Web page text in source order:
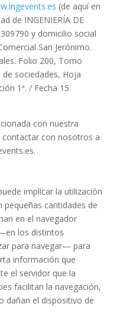
(de aquí en
de INGENIERÍA DE
y domicilio social
San Jerónimo.
Folio 200, Tomo
sociedades, Hoja
1ª. / Fecha 15
con nuestra
contactar con nosotros a
implicar la utilización
pequeñas cantidades de
en el navegador
los distintos
para navegar— para
información que
el servidor que la
facilitan la navegación,
dañan el dispositivo de